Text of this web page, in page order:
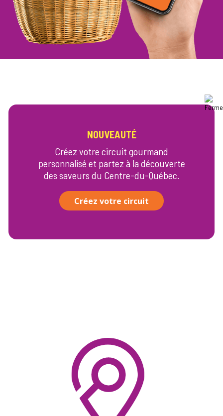
Des entreprises de la région qui offrent des
produits alimentaires de qualité.
Voir le répertoire
NOUVEAUTÉ
Créez votre circuit gourmand
personnalisé et partez à la découverte
des saveurs du Centre-du-Québec.
Créez votre circuit